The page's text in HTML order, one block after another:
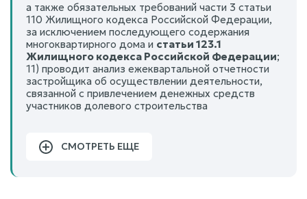
а также обязательных требований части 3 статьи
110 Жилищного кодекса Российской Федерации,
за исключением последующего содержания
многоквартирного дома и статьи 123.1
Жилищного кодекса Российской Федерации;
11) проводит анализ ежеквартальной отчетности
застройщика об осуществлении деятельности,
связанной с привлечением денежных средств
участников долевого строительства
СМОТРЕТЬ ЕЩЕ